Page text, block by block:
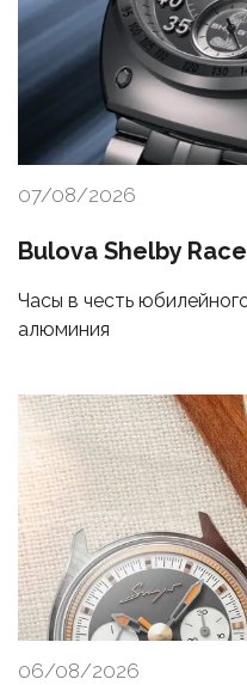
07/08/2026
Bulova Shelby
Часы в честь
алюминия
06/08/2026